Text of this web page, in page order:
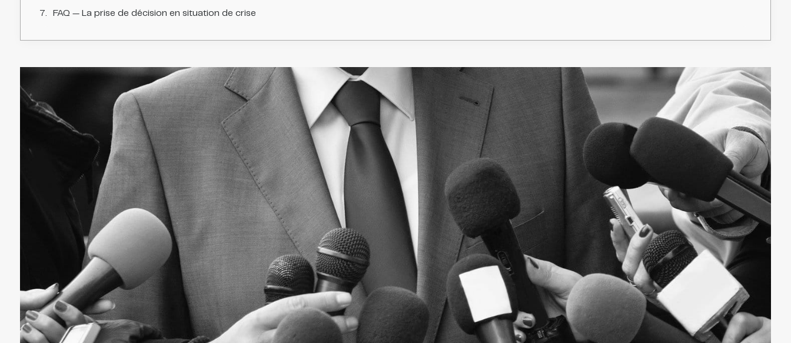
FAQ — La prise de décision en situation de crise